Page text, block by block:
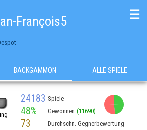
François5 ☰
BACKGAMMON ALLE SPIELE
24183 Spiele
48% Gewonnen (11690)
73 Durchschn. Gegnerbewertung